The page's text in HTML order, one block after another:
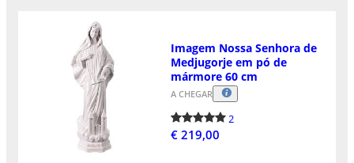
Imagem Nossa Senhora de
Medjugorje em pó de
mármore 60 cm
A CHEGAR
2
€ 219,00